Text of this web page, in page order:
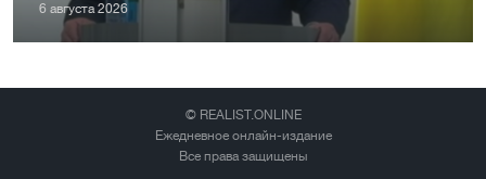
6 августа 2026
© REALIST.ONLINE
Ежедневное онлайн-издание
Все права защищены